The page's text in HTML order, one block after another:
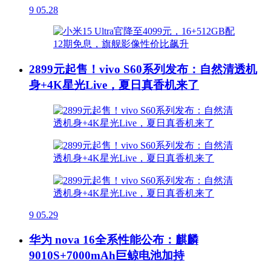
9 05.28
2899元起售！vivo S60系列发布：自然清透机
身+4K星光Live，夏日真香机来了
9 05.29
华为 nova 16全系性能公布：麒麟
9010S+7000mAh巨鲸电池加持